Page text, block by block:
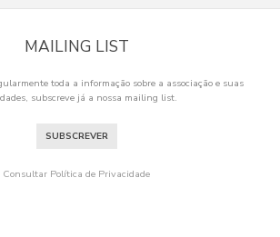
MAILING LIST
toda a informação sobre a associação e suas
subscreve já a nossa mailing list.
SUBSCREVER
Consultar Política de Privacidade